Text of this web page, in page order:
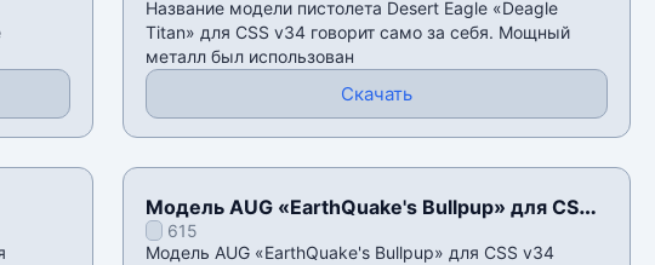
Название модели пистолета Desert Eagle «Deagle
Titan» для CSS v34 говорит само за себя. Мощный
металл был использован
Скачать
Модель AUG «EarthQuake's Bullpup» для CSS
v34615
Модель AUG «EarthQuake's Bullpup» для CSS v34